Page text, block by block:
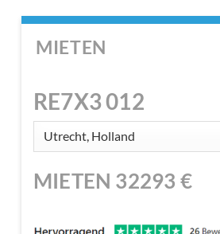
MIETEN
RE7X3 012
MIETEN 32293 €